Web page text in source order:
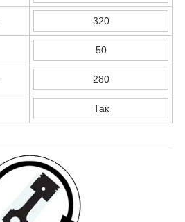
320
50
280
Так